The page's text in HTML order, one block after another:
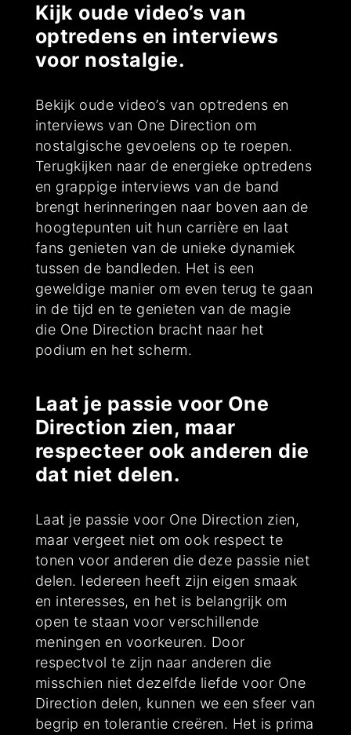
Kijk oude video’s van
optredens en interviews
voor nostalgie.
Bekijk oude video’s van optredens en
interviews van One Direction om
nostalgische gevoelens op te roepen.
Terugkijken naar de energieke optredens
en grappige interviews van de band
brengt herinneringen naar boven aan de
hoogtepunten uit hun carrière en laat
fans genieten van de unieke dynamiek
tussen de bandleden. Het is een
geweldige manier om even terug te gaan
in de tijd en te genieten van de magie
die One Direction bracht naar het
podium en het scherm.
Laat je passie voor One
Direction zien, maar
respecteer ook anderen die
dat niet delen.
Laat je passie voor One Direction zien,
maar vergeet niet om ook respect te
tonen voor anderen die deze passie niet
delen. Iedereen heeft zijn eigen smaak
en interesses, en het is belangrijk om
open te staan voor verschillende
meningen en voorkeuren. Door
respectvol te zijn naar anderen die
misschien niet dezelfde liefde voor One
Direction delen, kunnen we een sfeer van
begrip en tolerantie creëren. Het is prima